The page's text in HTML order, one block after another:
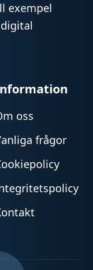
exempel
oss
frågor